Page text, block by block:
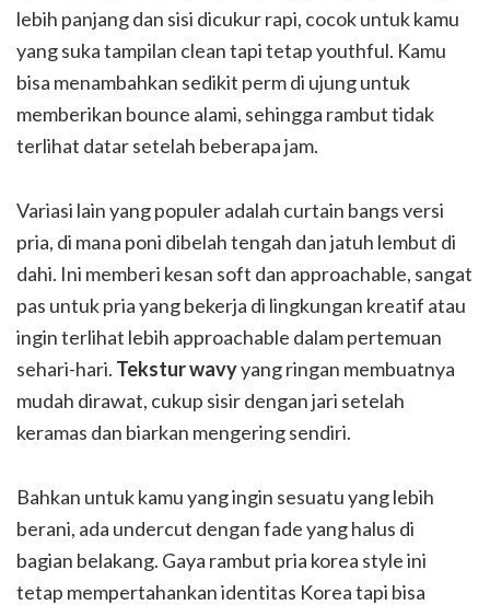
lebih panjang dan sisi dicukur rapi, cocok untuk kamu
yang suka tampilan clean tapi tetap youthful. Kamu
bisa menambahkan sedikit perm di ujung untuk
memberikan bounce alami, sehingga rambut tidak
terlihat datar setelah beberapa jam.
Variasi lain yang populer adalah curtain bangs versi
pria, di mana poni dibelah tengah dan jatuh lembut di
dahi. Ini memberi kesan soft dan approachable, sangat
pas untuk pria yang bekerja di lingkungan kreatif atau
ingin terlihat lebih approachable dalam pertemuan
sehari-hari. Tekstur wavyyang ringan membuatnya
mudah dirawat, cukup sisir dengan jari setelah
keramas dan biarkan mengering sendiri.
Bahkan untuk kamu yang ingin sesuatu yang lebih
berani, ada undercut dengan fade yang halus di
bagian belakang. Gaya rambut pria korea style ini
tetap mempertahankan identitas Korea tapi bisa